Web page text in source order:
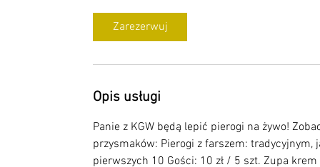
Zarezerwuj
Opis usługi
Panie z KGW będą lepić pierogi na żywo!
przysmaków: Pierogi z farszem:
pierwszych 10 Gości: 10 zł / 5 szt. Zupa